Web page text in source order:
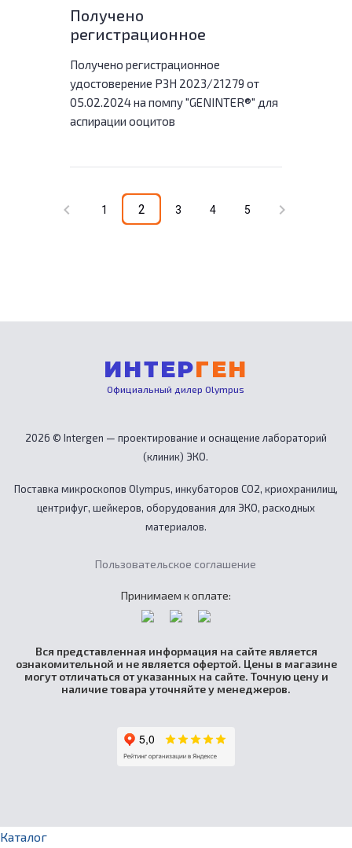
Получено
регистрационное
ГенИнтер®
Получено регистрационное
удостоверение РЗН 2023/21279 от
05.02.2024 на помпу "GENINTER®" для
аспирации ооцитов
chevron_left 1 2 3 4 5 chevron_right
ИНТЕРГЕН
Официальный дилер Olympus
2026 © Intergen — проектирование и оснащение лабораторий
(клиник) ЭКО.
Поставка микроскопов Olympus, инкубаторов CO2, криохранилищ,
центрифуг, шейкеров, оборудования для ЭКО, расходных
материалов.
Пользовательское соглашение
Принимаем к оплате:
Вся представленная информация на сайте является
ознакомительной и не является офертой. Цены в магазине
могут отличаться от указанных на сайте. Точную цену и
наличие товара уточняйте у менеджеров.
Каталог